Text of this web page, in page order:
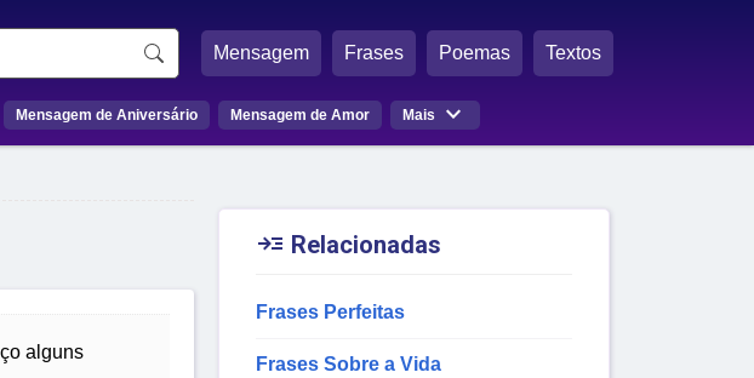
Mensagem Frases Poemas Textos
Mensagem de Aniversário Mensagem de Amor Mais 
alguns
 Relacionadas
Frases Perfeitas
Frases Sobre a Vida